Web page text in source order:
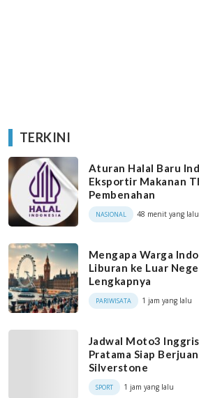
TERKINI
Aturan Halal Baru
Eksportir Makanan
Pembenahan
NASIONAL 48 menit yang lalu
Mengapa Warga
Liburan ke Luar
Lengkapnya
PARIWISATA 1 jam yang lalu
Jadwal Moto3
Pratama Siap
Silverstone
SPORT 1 jam yang lalu